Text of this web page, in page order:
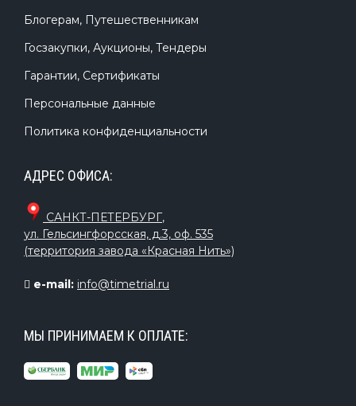
Блогерам, Путешественникам
Госзакупки, Аукционы, Тендеры
Гарантии, Сертификаты
Персональные данные
Политика конфиденциальности
АДРЕС ОФИСА:
САНКТ-ПЕТЕРБУРГ,
ул. Гельсингфорсская, д.3, оф. 535
(территория завода «Красная Нить»)
e-mail: info@timetrial.ru
МЫ ПРИНИМАЕМ К ОПЛАТЕ: